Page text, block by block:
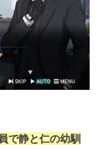
で静と仁の幼馴